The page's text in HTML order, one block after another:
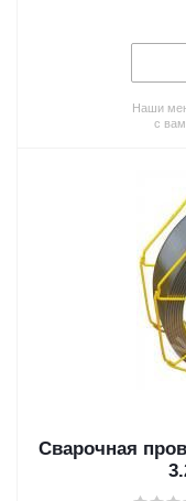
Наши
с
Сварочная